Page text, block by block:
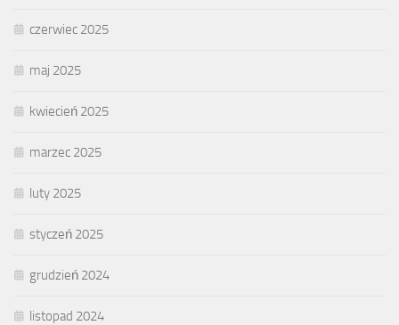
czerwiec 2025
maj 2025
kwiecień 2025
marzec 2025
luty 2025
styczeń 2025
grudzień 2024
listopad 2024